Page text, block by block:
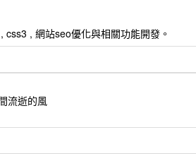
, 網站seo優化與相關功能開發。
流逝的風